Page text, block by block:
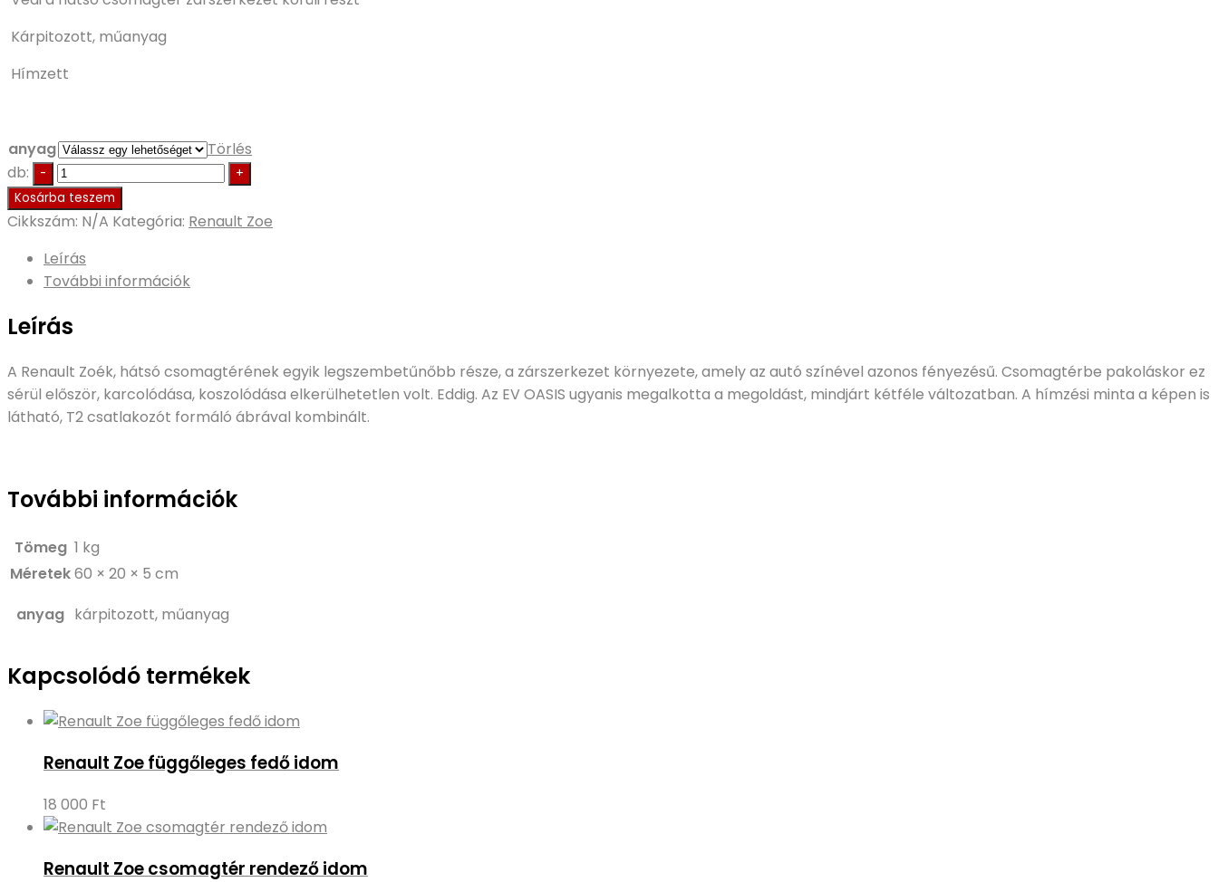
000 Ft
-
35
Kárpitozott, műanyag
Hímzett
anyag
Törlés
db:
Kosárba teszem
Cikkszám: N/A Kategória: Renault Zoe
Leírás
További információk
Leírás
A Renault Zoék, hátsó csomagtérének egyik legszembetűnőbb része, a zárszerkezet környezete, amely az autó színével azonos fényezésű. Csomagtérbe pakoláskor ez
sérül először, karcolódása, koszolódása elkerülhetetlen volt. Eddig. Az EV OASIS ugyanis megalkotta a megoldást, mindjárt kétféle változatban. A hímzési minta a képen is
látható, T2 csatlakozót formáló ábrával kombinált.
További információk
Tömeg 1 kg
Méretek60 × 20 × 5 cm
anyag kárpitozott, műanyag
Kapcsolódó termékek
Renault Zoe függőleges fedő idom
18 000 Ft
Renault Zoe csomagtér rendező idom